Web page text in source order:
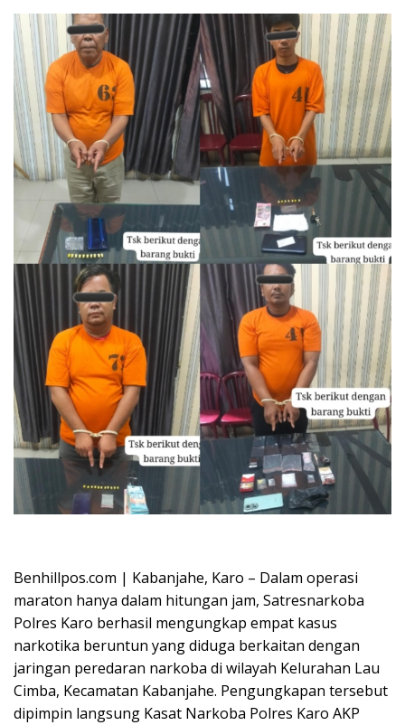
Benhillpos.com | Kabanjahe, Karo – Dalam operasi
maraton hanya dalam hitungan jam, Satresnarkoba
Polres Karo berhasil mengungkap empat kasus
narkotika beruntun yang diduga berkaitan dengan
jaringan peredaran narkoba di wilayah Kelurahan Lau
Cimba, Kecamatan Kabanjahe. Pengungkapan tersebut
dipimpin langsung Kasat Narkoba Polres Karo AKP